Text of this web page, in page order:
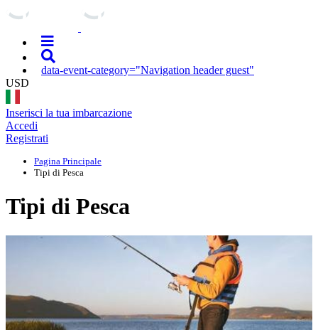
data-event-category="Navigation header guest"
USD
Inserisci la tua imbarcazione
Accedi
Registrati
Pagina Principale
Tipi di Pesca
Tipi di Pesca